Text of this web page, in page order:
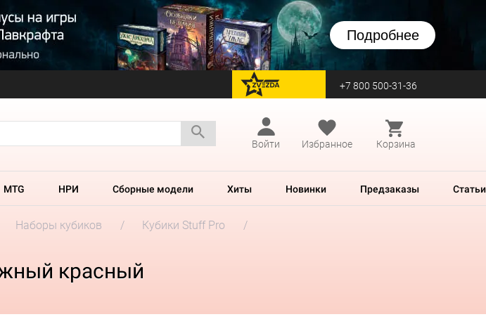
Подробнее
перейти на Zvezda +7 800 500-31-36
Войти
Избранное Корзина
MTG НРИ Сборные модели Хиты Новинки Предзаказы Статьи
Наборы кубиков
Кубики Stuff Pro
красный